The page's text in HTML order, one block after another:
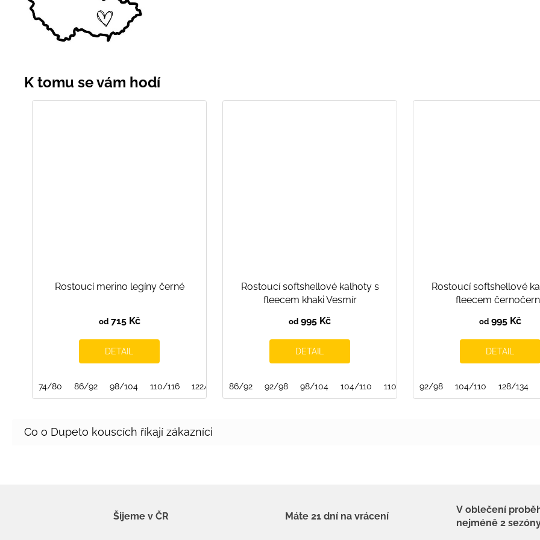
Rostoucí merino legíny černé
od715 Kč
DETAIL
74/80 86/92 98/104 110/116 122/128 134/140 146/152
Rostoucí softshellové kalhoty s
fleecem khaki Vesmír
od 995 Kč
DETAIL
86/92 92/98 98/104 104/110 110/116 116/122 122/128 128/134
Rostoucí softshellové
fleecem
od 995 Kč
DETAIL
92/98 104/110 128/134
Šijeme v ČR Máte 21 dní na vrácení
V oblečení
nejméně 2